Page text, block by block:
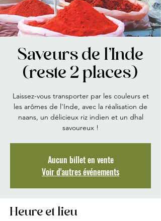
Saveurs de l'Inde
(reste 2 places)
Laissez-vous transporter par les couleurs et
les arômes de l'Inde, avec la réalisation de
naans, un délicieux riz indien et un dhal
savoureux !
Aucun billet en vente
Voir d'autres événements
Heure et lieu